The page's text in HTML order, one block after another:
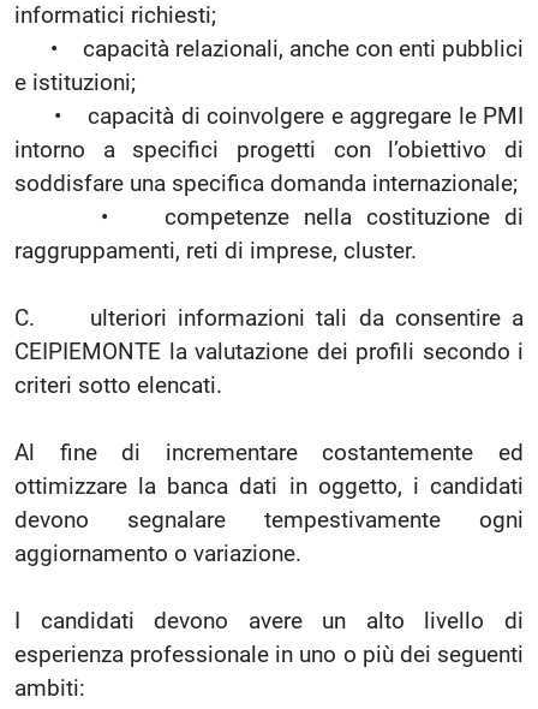
informatici richiesti;
• capacità relazionali, anche con enti pubblici
e istituzioni;
• capacità di coinvolgere e aggregare le PMI
intorno a specifici progetti con l’obiettivo di
soddisfare una specifica domanda internazionale;
• competenze nella costituzione di
raggruppamenti, reti di imprese, cluster.
C. ulteriori informazioni tali da consentire a
CEIPIEMONTE la valutazione dei profili secondo i
criteri sotto elencati.
Al fine di incrementare costantemente ed
ottimizzare la banca dati in oggetto, i candidati
devono segnalare tempestivamente ogni
aggiornamento o variazione.
I candidati devono avere un alto livello di
esperienza professionale in uno o più dei seguenti
ambiti: